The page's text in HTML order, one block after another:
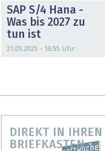
SAP S/4 Hana -
Was bis 2027 zu
tun ist
21.05.2025 - 10:55 Uhr
DIREKT IN IHREN
BRIEFKASTEN